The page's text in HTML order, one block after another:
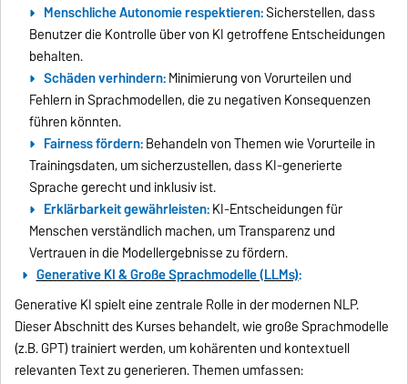
Menschliche Autonomie respektieren:Sicherstellen, dass
Benutzer die Kontrolle über von KI getroffene Entscheidungen
behalten.
Schäden verhindern:Minimierung von Vorurteilen und
Fehlern in Sprachmodellen, die zu negativen Konsequenzen
führen könnten.
Fairness fördern:Behandeln von Themen wie Vorurteile in
Trainingsdaten, um sicherzustellen, dass KI-generierte
Sprache gerecht und inklusiv ist.
Erklärbarkeit gewährleisten:KI-Entscheidungen für
Menschen verständlich machen, um Transparenz und
Vertrauen in die Modellergebnisse zu fördern.
Generative KI & Große Sprachmodelle (LLMs):
Generative KI spielt eine zentrale Rolle in der modernen NLP.
Dieser Abschnitt des Kurses behandelt, wie große Sprachmodelle
(z.B. GPT) trainiert werden, um kohärenten und kontextuell
relevanten Text zu generieren. Themen umfassen: